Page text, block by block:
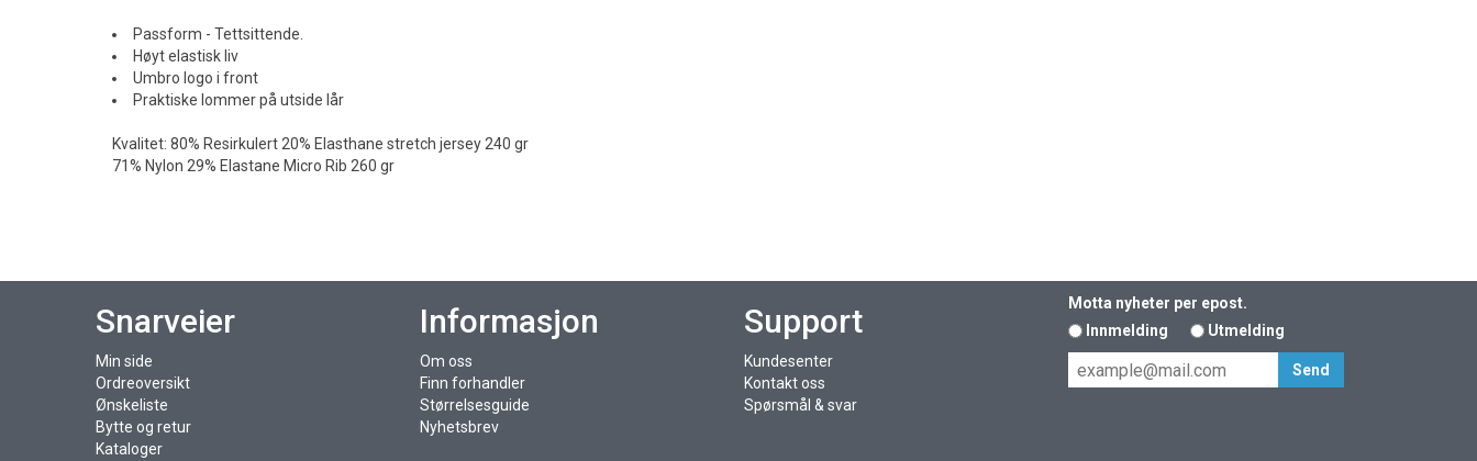
Passform - Tettsittende.
Høyt elastisk liv
Umbro logo i front
Praktiske lommer på utside lår
Kvalitet: 80% Resirkulert 20% Elasthane stretch jersey 240 gr
71% Nylon 29% Elastane Micro Rib 260 gr
Snarveier
Min side
Ordreoversikt
Ønskeliste
Bytte og retur
Kataloger
Informasjon
Om oss
Finn forhandler
Størrelsesguide
Nyhetsbrev
Support
Kundesenter
Kontakt oss
Spørsmål & svar
Motta nyheter per epost.
Innmelding
Utmelding